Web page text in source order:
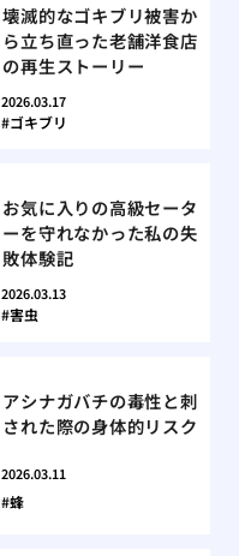
壊滅的なゴキブリ被害か
ら立ち直った老舗洋食店
の再生ストーリー
2026.03.17
ゴキブリ
お気に入りの高級セータ
ーを守れなかった私の失
敗体験記
2026.03.13
害虫
アシナガバチの毒性と刺
された際の身体的リスク
2026.03.11
蜂